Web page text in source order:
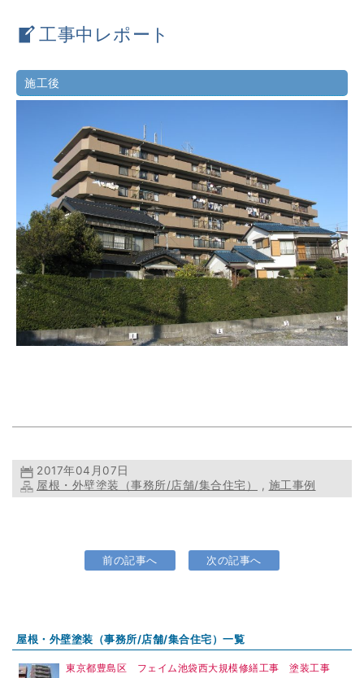
工事中レポート
施工後
2017年04月07日
屋根・外壁塗装（事務所/店舗/集合住宅）
, 施工事例
前の記事へ 次の記事へ
屋根・外壁塗装（事務所/店舗/集合住宅）一覧
東京都豊島区 フェイム池袋西大規模修繕工事 塗装工事